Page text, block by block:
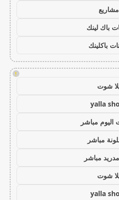
مشاريع
باك لينك
باكلينك
!
شوت
yalla
اليوم مباشر
مباشر
مباشر
شوت
yalla